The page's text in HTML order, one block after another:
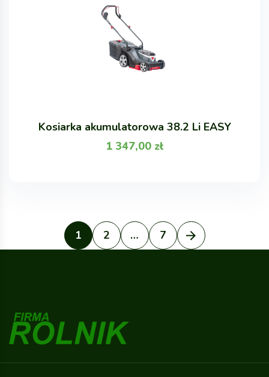
Kosiarka akumulatorowa 38.2 Li EASY
1 347,00 zł
1 2 … 7